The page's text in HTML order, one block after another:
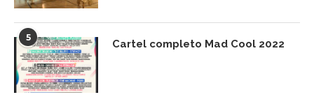
5
Cartel completo Mad Cool 2022